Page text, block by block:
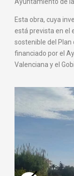
Ayuntamiento de
Esta obra, cuya
está prevista en el
sostenible del Plan
financiado por el
Valenciana y el